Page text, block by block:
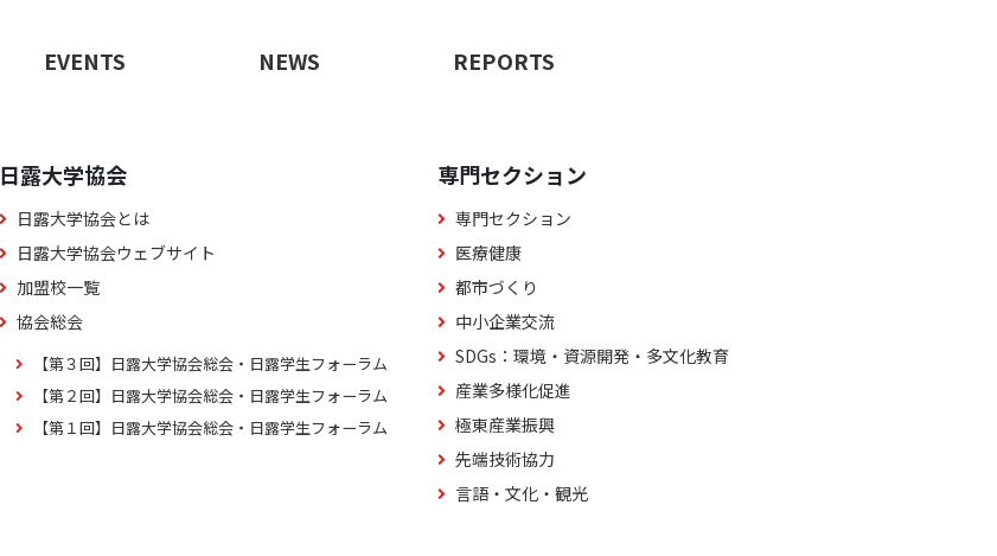
EVENTS NEWS REPORTS
日露大学協会
日露大学協会とは
日露大学協会ウェブサイト
加盟校一覧
協会総会
【第３回】日露大学協会総会・日露学生フォーラム
【第２回】日露大学協会総会・日露学生フォーラム
【第１回】日露大学協会総会・日露学生フォーラム
専門セクション
専門セクション
医療健康
都市づくり
中小企業交流
SDGs：環境・資源開発・多文化教育
産業多様化促進
極東産業振興
先端技術協力
言語・文化・観光